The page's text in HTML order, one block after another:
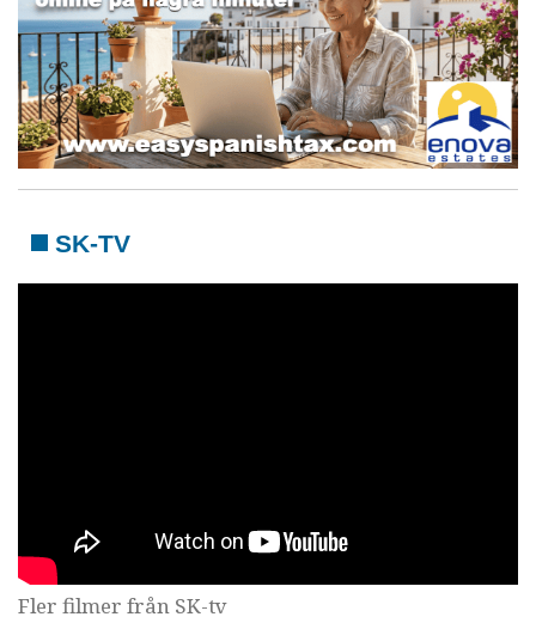
SK-TV
Fler filmer från SK-tv